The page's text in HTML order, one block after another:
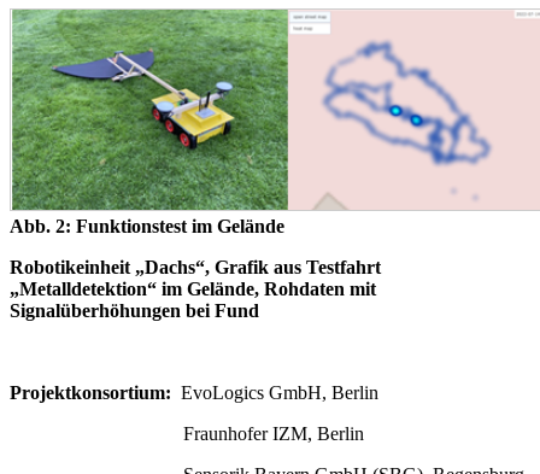
Abb. 2: Funktionstest im Gelände
Robotikeinheit „Dachs“, Grafik aus Testfahrt
„Metalldetektion“ im Gelände, Rohdaten mit
Signalüberhöhungen bei Fund
Projektkonsortium: EvoLogics GmbH, Berlin
Fraunhofer IZM, Berlin